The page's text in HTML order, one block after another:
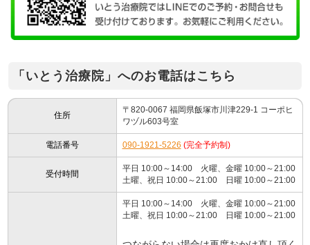
「いとう治療院」へのお電話はこちら
住所
〒820-0067 福岡県飯塚市川津229-1 コーポヒ
ワヅル603号室
電話番号 090-1921-5226 (完全予約制)
受付時間
平日 10:00～14:00 火曜、金曜 10:00～21:00
土曜、祝日 10:00～21:00 日曜 10:00～21:00
平日 10:00～14:00 火曜、金曜 10:00～21:00
土曜、祝日 10:00～21:00 日曜 10:00～21:00